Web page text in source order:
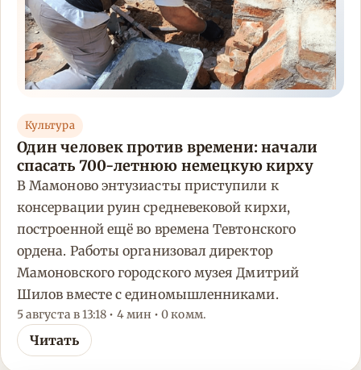
Культура
Один человек против времени: начали
спасать 700-летнюю немецкую кирху
В Мамоново энтузиасты приступили к
консервации руин средневековой кирхи,
построенной ещё во времена Тевтонского
ордена. Работы организовал директор
Мамоновского городского музея Дмитрий
Шилов вместе с единомышленниками.
5 августа в 13:18 • 4 мин • 0 комм.
Читать